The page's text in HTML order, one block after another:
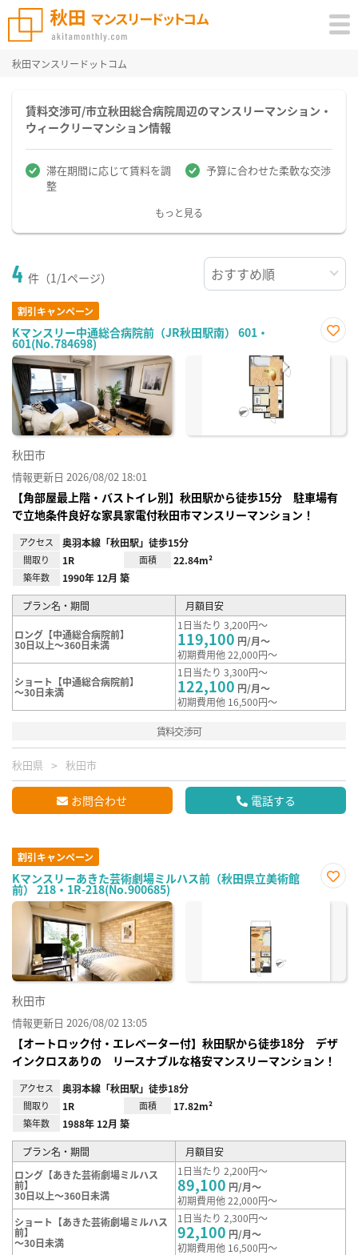
秋田マンスリードットコム
賃料交渉可/市立秋田総合病院周辺のマンスリーマンション・
ウィークリーマンション情報
滞在期間に応じて賃料を調
整
予算に合わせた柔軟な交渉
もっと見る
4 件（1/1ページ）
割引キャンペーン
Kマンスリー中通総合病院前（JR秋田駅南） 601・
601(No.784698)
に入
秋田市
情報更新日 2026/08/02 18:01
【角部屋最上階・バストイレ別】秋田駅から徒歩15分 駐車場有
で立地条件良好な家具家電付秋田市マンスリーマンション！
アクセス 奥羽本線「秋田駅」徒歩15分
間取り 1R 面積 22.84m²
築年数 1990年 12月 築
プラン名・期間 月額目安
ロング【中通総合病院前】
30日以上～360日未満
1日当たり 3,200円～
119,100 円/月～
初期費用他 22,000円～
ショート【中通総合病院前】
～30日未満
1日当たり 3,300円～
122,100 円/月～
初期費用他 16,500円～
賃料交渉可
秋田県 秋田市
お問合わせ 電話する
割引キャンペーン
Kマンスリーあきた芸術劇場ミルハス前（秋田県立美術館
前） 218・1R-218(No.900685)
に入
秋田市
情報更新日 2026/08/02 13:05
【オートロック付・エレベーター付】秋田駅から徒歩18分 デザ
インクロスありの リースナブルな格安マンスリーマンション！
アクセス 奥羽本線「秋田駅」徒歩18分
間取り 1R 面積 17.82m²
築年数 1988年 12月 築
プラン名・期間
月額目安
ロング【あきた芸術劇場ミルハス
前】
30日以上～360日未満
1日当たり 2,200円～
89,100 円/月～
初期費用他 22,000円～
ショート【あきた芸術劇場ミルハス
前】
～30日未満
1日当たり 2,300円～
92,100 円/月～
初期費用他 16,500円～